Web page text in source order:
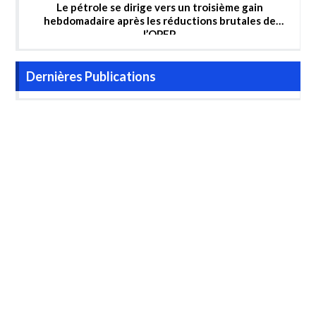
Le pétrole se dirige vers un troisième gain
hebdomadaire après les réductions brutales de
l’OPEP
Dernières Publications